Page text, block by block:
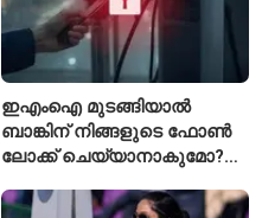
ഇഎംഐ മുടങ്ങിയാൽ
ബാങ്കിന് നിങ്ങളുടെ ഫോൺ
ലോക്ക് ചെയ്യാനാകുമോ?
ചട്ടങ്ങൾ ഇങ്ങനെ